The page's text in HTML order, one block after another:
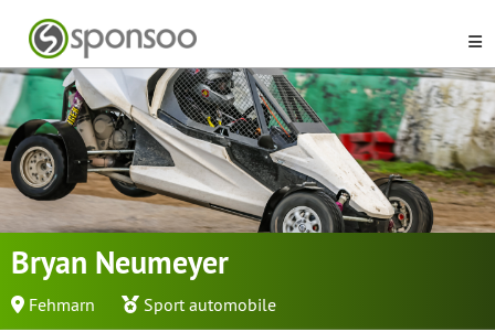
Bryan Neumeyer
Fehmarn Sport automobile